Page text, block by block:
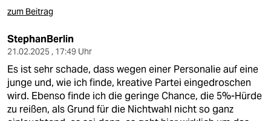
zum Beitrag
StephanBerlin
21.02.2025 , 17:49 Uhr
Es ist sehr schade, dass wegen einer Personalie auf eine
junge und, wie ich finde, kreative Partei eingedroschen
wird. Ebenso finde ich die geringe Chance, die 5%-Hürde
zu reißen, als Grund für die Nichtwahl nicht so ganz